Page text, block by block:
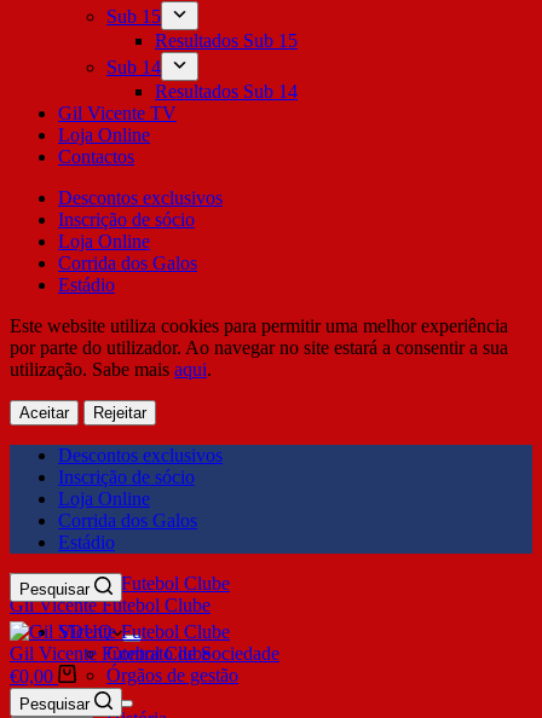
Sub 15
Resultados Sub 15
Sub 14
Resultados Sub 14
Gil Vicente TV
Loja Online
Contactos
Descontos exclusivos
Inscrição de sócio
Loja Online
Corrida dos Galos
Estádio
Este website utiliza cookies para permitir uma melhor experiência
por parte do utilizador. Ao navegar no site estará a consentir a sua
utilização. Sabe mais aqui.
Aceitar Rejeitar
Descontos exclusivos
Inscrição de sócio
Loja Online
Corrida dos Galos
Estádio
Gil Vicente Futebol Clube
Pesquisar
SDUQ
Contrato de Sociedade
Órgãos de gestão
Clube
Gil Vicente Futebol Clube
€0,00
Pesquisar